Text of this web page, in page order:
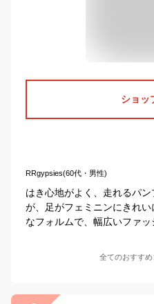
ショッ
RRgypsies(60代・男性)
はき心地がよく、走れるパ
が、足がフェミニンにきれ
なフォルムで、幅広いファッ
全てのおすすめ